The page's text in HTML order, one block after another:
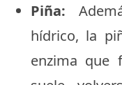
Piña:
hídrico, la
enzima que